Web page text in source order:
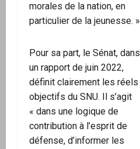
morales de la nation, en
particulier de la jeunesse. »
Pour sa part, le Sénat, dans
un rapport de juin 2022,
définit clairement les réels
objectifs du SNU. Il s’agit
« dans une logique de
contribution à l’esprit de
défense, d’informer les